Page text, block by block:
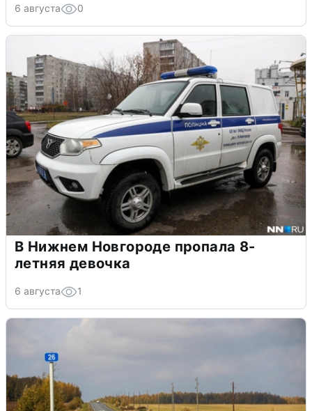
6 августа 0
В Нижнем Новгороде пропала 8-
летняя девочка
6 августа 1